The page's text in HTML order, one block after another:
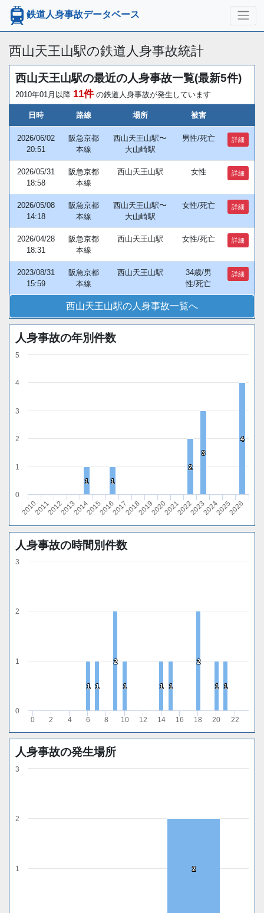
鉄道人身事故データベース
西山天王山駅の鉄道人身事故統計
西山天王山駅の最近の人身事故一覧(最新5件)
2010年01月以降 11件の鉄道人身事故が発生しています
日時 路線 場所 被害
2026/06/02
20:51
阪急京都
本線
西山天王山駅〜
大山崎駅
男性/死亡 詳細
2026/05/31
18:58
阪急京都
本線
西山天王山駅 女性 詳細
2026/05/08
14:18
阪急京都
本線
西山天王山駅〜
大山崎駅
女性/死亡 詳細
2026/04/28
18:31
阪急京都
本線
西山天王山駅 女性/死亡 詳細
2023/08/31
15:59
阪急京都
本線
西山天王山駅
34歳/男
性/死亡
詳細
西山天王山駅の人身事故一覧へ
人身事故の年別件数
1
1 1
1
2
2
3
3
4
4
20102011201220132014201520162017201820192020202120222023202420252026
0
1
2
3
4
5
人身事故の時間別件数
1
1 1
1
2
2
1
1 1
1 1
1
2
2
1
1 1
1
0 2 4 6 8 10 12 14 16 18 20 22
0
1
2
3
人身事故の発生場所
2
2
1
2
3